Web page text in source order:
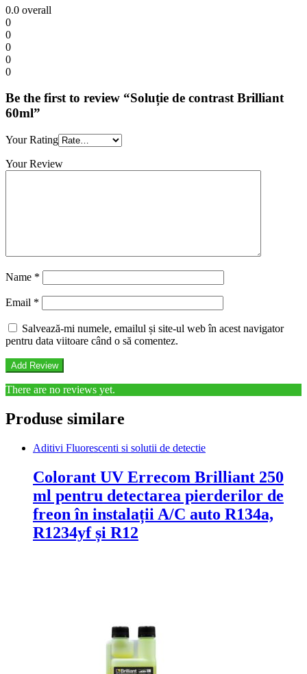
0.0 overall
0
0
0
0
0
Be the first to review “Soluție de contrast Brilliant
60ml”
Your Rating
Your Review
Name *
Email *
Salvează-mi numele, emailul și site-ul web în acest navigator
pentru data viitoare când o să comentez.
There are no reviews yet.
Produse similare
Aditivi Fluorescenti si solutii de detectie
Colorant UV Errecom Brilliant 250
ml pentru detectarea pierderilor de
freon în instalații A/C auto R134a,
R1234yf și R12